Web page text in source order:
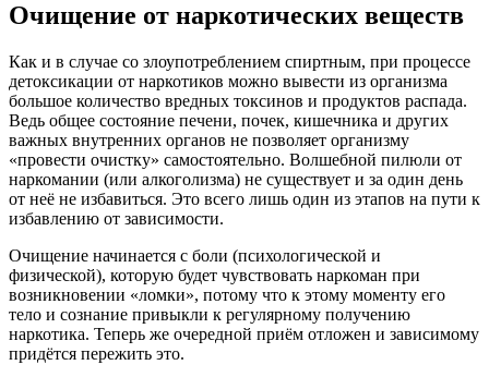
Очищение от наркотических веществ
Как и в случае со злоупотреблением спиртным, при процессе
детоксикации от наркотиков можно вывести из организма
большое количество вредных токсинов и продуктов распада.
Ведь общее состояние печени, почек, кишечника и других
важных внутренних органов не позволяет организму
«провести очистку» самостоятельно. Волшебной пилюли от
наркомании (или алкоголизма) не существует и за один день
от неё не избавиться. Это всего лишь один из этапов на пути к
избавлению от зависимости.
Очищение начинается с боли (психологической и
физической), которую будет чувствовать наркоман при
возникновении «ломки», потому что к этому моменту его
тело и сознание привыкли к регулярному получению
наркотика. Теперь же очередной приём отложен и зависимому
придётся пережить это.